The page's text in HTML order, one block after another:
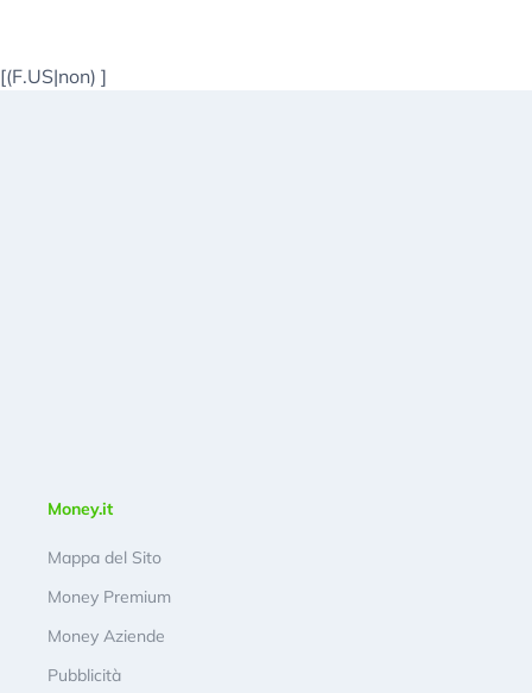
[(F.US|non) ]
Money.it
Mappa del Sito
Money Premium
Money Aziende
Pubblicità